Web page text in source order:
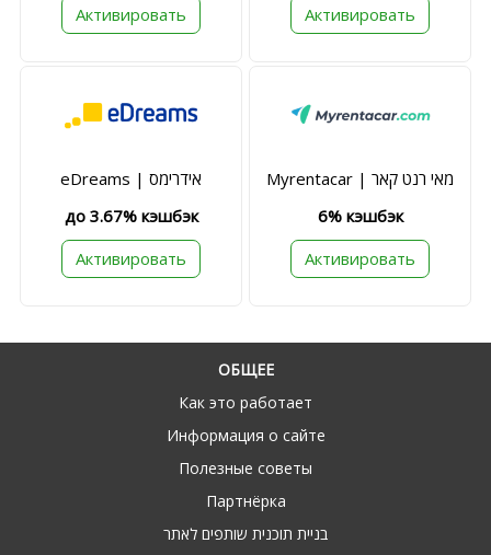
Активировать
Активировать
eDreams | אידרימס
до 3.67% кэшбэк
Активировать
Myrentacar | מאי רנט קאר
6% кэшбэк
Активировать
ОБЩЕЕ
Как это работает
Информация о сайте
Полезные советы
Партнёрка
בניית תוכנית שותפים לאתר